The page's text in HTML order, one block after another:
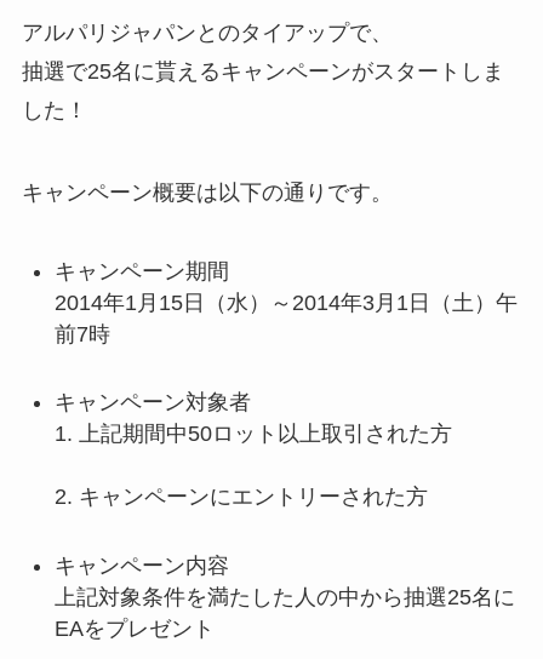
アルパリジャパンとのタイアップで、
抽選で25名に貰えるキャンペーンがスタートしま
した！
キャンペーン概要は以下の通りです。
キャンペーン期間
2014年1月15日（水）～2014年3月1日（土）午
前7時
キャンペーン対象者
1. 上記期間中50ロット以上取引された方
2. キャンペーンにエントリーされた方
キャンペーン内容
上記対象条件を満たした人の中から抽選25名に
EAをプレゼント